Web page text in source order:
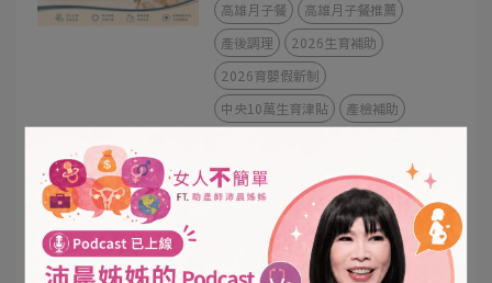
高雄月子餐
高雄月子餐推薦
產後調理
2026生育補助
2026育嬰假新制
中央10萬生育津貼
產檢補助
【高雄月子餐推薦】福韻月子餐 x
高醫岡山院慶，溫馨直擊媽咪的產
後神隊友
2026-05-10